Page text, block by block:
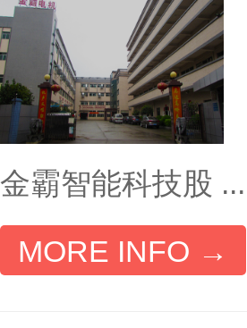
金霸智能科技股 ...
MORE INFO →